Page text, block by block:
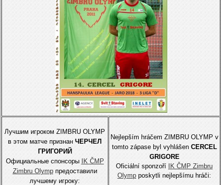
Лучшим игрокoм ZIMBRU OLYMP
в этом матче признан ЧЕРЧЕЛ
ГРИГОРИЙ
Официальные спонсоры
IK ČMP
Zimbru Olympпредоставили
лучшему игроку:
Nejlepším hráčem ZIMBRU OLYMP v
tomto zápase byl vyhlášen CERCEL
GRIGORE
Oficiální sponzoří
IK ČMP Zimbru
Olymp poskytli nejlepšímu hráči: